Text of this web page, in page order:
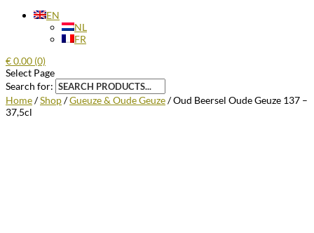
EN
NL
FR
€0.00 (0)
Select Page
Search for:
Home/Shop/Gueuze & Oude Geuze/ Oud Beersel Oude Geuze 137 –
37,5cl